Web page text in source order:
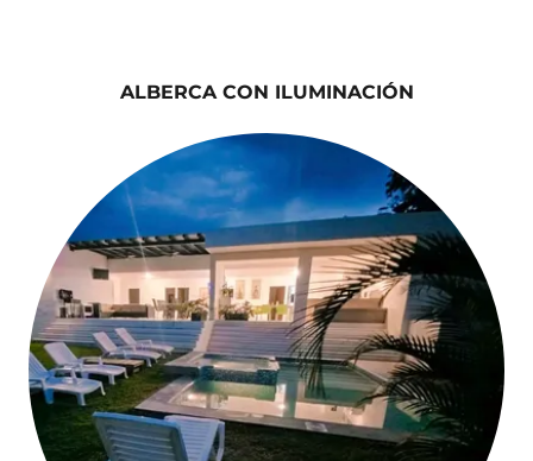
ALBERCA CON ILUMINACIÓN